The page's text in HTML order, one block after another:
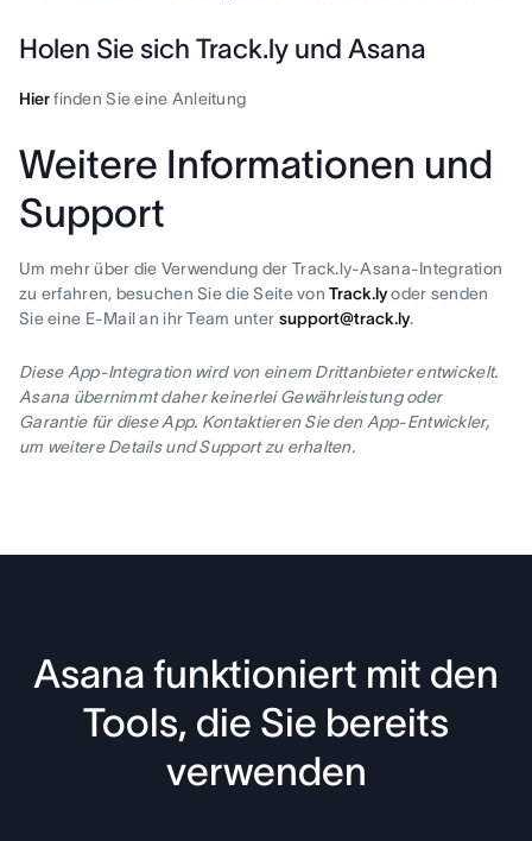
Holen Sie sich Track.ly und Asana
Hierfinden Sie eine Anleitung
Weitere Informationen und
Support
Um mehr über die Verwendung der Track.ly-Asana-Integration
zu erfahren, besuchen Sie die Seite vonTrack.lyoder senden
Sie eine E-Mail an ihr Team unter support@track.ly.
Diese App-Integration wird von einem Drittanbieter entwickelt.
Asana übernimmt daher keinerlei Gewährleistung oder
Garantie für diese App. Kontaktieren Sie den App-Entwickler,
um weitere Details und Support zu erhalten.
Asana funktioniert mit den
Tools, die Sie bereits
verwenden